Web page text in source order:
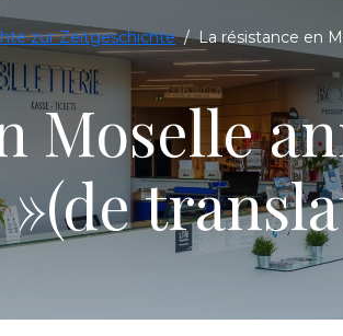
zur Zeitgeschichte / La résistance en
Moselle